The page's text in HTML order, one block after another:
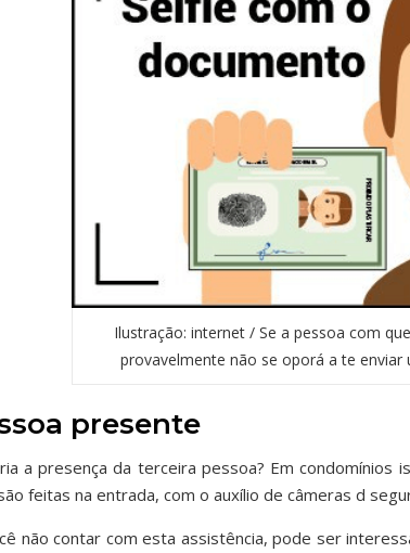
Ilustração: internet / Se a pessoa com
provavelmente não se oporá a te
presente
a presença da terceira pessoa? Em condomínios
feitas na entrada, com o auxílio de câmeras d
não contar com esta assistência, pode ser